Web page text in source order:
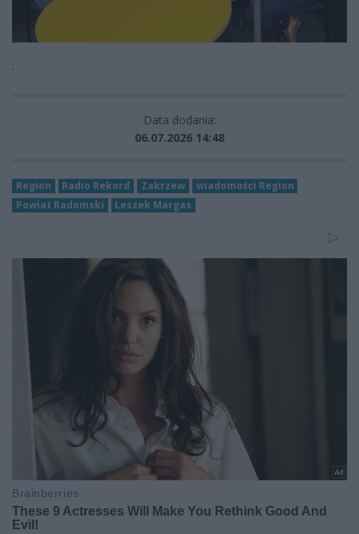
.
Data dodania:
06.07.2026 14:48
Region Radio Rekord Zakrzew
wiadomości Region
Powiat Radomski
Leszek Margas